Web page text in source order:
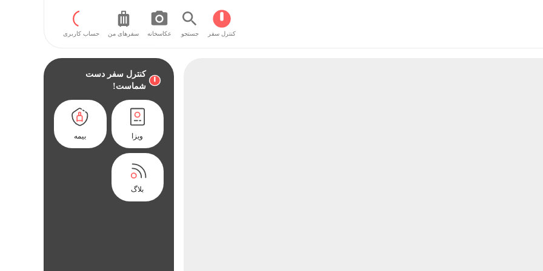
کنترل سفر جستجو عکاسخانه سفر‌های من حساب کاربری
کنترل سفر دست
شماست!
ویزا بیمه
بلاگ